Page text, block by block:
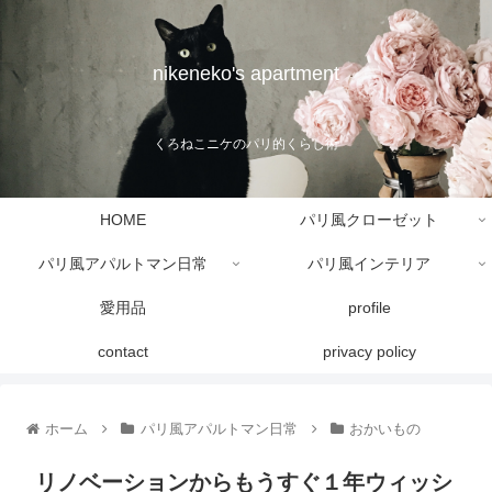
nikeneko's apartment
くろねこニケのパリ的くらし術
HOME パリ風クローゼット
パリ風アパルトマン日常 パリ風インテリア
愛用品 profile
contact privacy policy
ホーム パリ風アパルトマン日常 おかいもの
リノベーションからもうすぐ１年ウィッシ